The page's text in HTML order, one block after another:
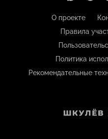
О проекте
Правила
Политика
Рекомендательные